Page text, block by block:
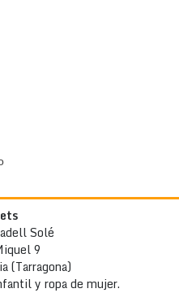
Solé
9
(Tarragona)
y ropa de mujer.